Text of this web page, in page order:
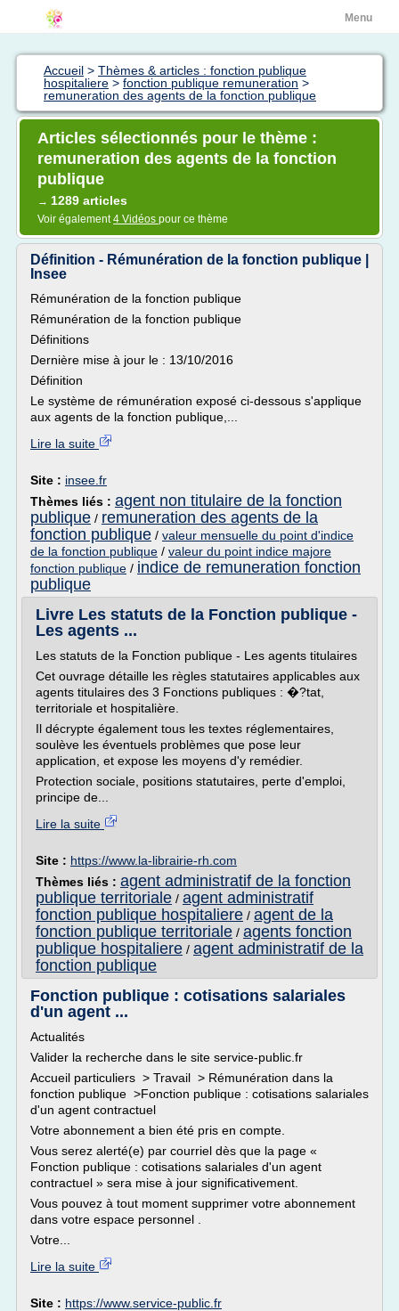
Menu
Accueil > Thèmes & articles : fonction publique
hospitaliere > fonction publique remuneration >
remuneration des agents de la fonction publique
Articles sélectionnés pour le thème :
remuneration des agents de la fonction
publique
→ 1289 articles
Voir également4 Vidéos pour ce thème
Définition - Rémunération de la fonction publique |
Insee
Rémunération de la fonction publique
Rémunération de la fonction publique
Définitions
Dernière mise à jour le : 13/10/2016
Définition
Le système de rémunération exposé ci-dessous s'applique
aux agents de la fonction publique,...
Lire la suite
Site : insee.fr
Thèmes liés : agent non titulaire de la fonction
publique / remuneration des agents de la
fonction publique / valeur mensuelle du point d'indice
de la fonction publique / valeur du point indice majore
fonction publique / indice de remuneration fonction
publique
Livre Les statuts de la Fonction publique -
Les agents ...
Les statuts de la Fonction publique - Les agents titulaires
Cet ouvrage détaille les règles statutaires applicables aux
agents titulaires des 3 Fonctions publiques : �?tat,
territoriale et hospitalière.
Il décrypte également tous les textes réglementaires,
soulève les éventuels problèmes que pose leur
application, et expose les moyens d'y remédier.
Protection sociale, positions statutaires, perte d'emploi,
principe de...
Lire la suite
Site : https://www.la-librairie-rh.com
Thèmes liés : agent administratif de la fonction
publique territoriale / agent administratif
fonction publique hospitaliere / agent de la
fonction publique territoriale / agents fonction
publique hospitaliere / agent administratif de la
fonction publique
Fonction publique : cotisations salariales
d'un agent ...
Actualités
Valider la recherche dans le site service-public.fr
Accueil particuliers > Travail > Rémunération dans la
fonction publique >Fonction publique : cotisations salariales
d'un agent contractuel
Votre abonnement a bien été pris en compte.
Vous serez alerté(e) par courriel dès que la page «
Fonction publique : cotisations salariales d'un agent
contractuel » sera mise à jour significativement.
Vous pouvez à tout moment supprimer votre abonnement
dans votre espace personnel .
Votre...
Lire la suite
Site : https://www.service-public.fr